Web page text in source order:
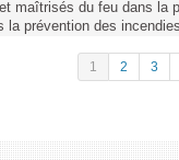
maîtrisés du feu dans la
la prévention des
1 2 3